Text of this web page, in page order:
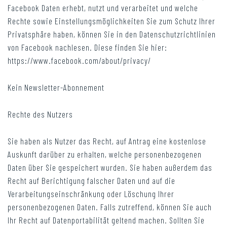
Facebook Daten erhebt, nutzt und verarbeitet und welche
Rechte sowie Einstellungsmöglichkeiten Sie zum Schutz Ihrer
Privatsphäre haben, können Sie in den Datenschutzrichtlinien
von Facebook nachlesen. Diese finden Sie hier:
https://www.facebook.com/about/privacy/
Kein Newsletter-Abonnement
Rechte des Nutzers
Sie haben als Nutzer das Recht, auf Antrag eine kostenlose
Auskunft darüber zu erhalten, welche personenbezogenen
Daten über Sie gespeichert wurden. Sie haben außerdem das
Recht auf Berichtigung falscher Daten und auf die
Verarbeitungseinschränkung oder Löschung Ihrer
personenbezogenen Daten. Falls zutreffend, können Sie auch
Ihr Recht auf Datenportabilität geltend machen. Sollten Sie